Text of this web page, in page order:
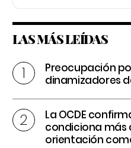
LAS MÁS LEÍDAS
Preocupación
dinamizadores
La OCDE
condiciona más
orientación